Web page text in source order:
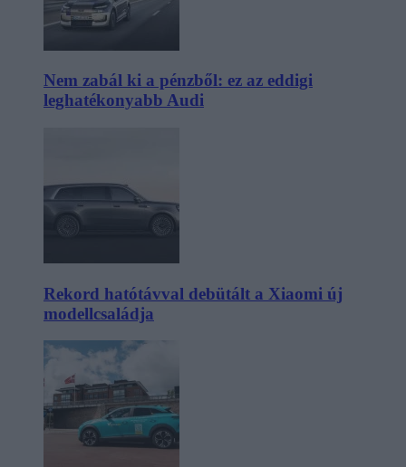
Nem zabál ki a pénzből: ez az eddigi
leghatékonyabb Audi
Rekord hatótávval debütált a Xiaomi új
modellcsaládja